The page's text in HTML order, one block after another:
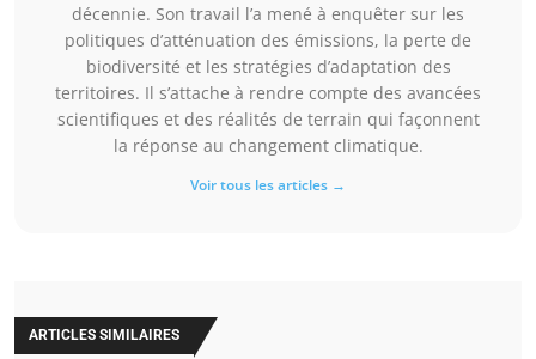
décennie. Son travail l’a mené à enquêter sur les
politiques d’atténuation des émissions, la perte de
biodiversité et les stratégies d’adaptation des
territoires. Il s’attache à rendre compte des avancées
scientifiques et des réalités de terrain qui façonnent
la réponse au changement climatique.
Voir tous les articles →
ARTICLES SIMILAIRES